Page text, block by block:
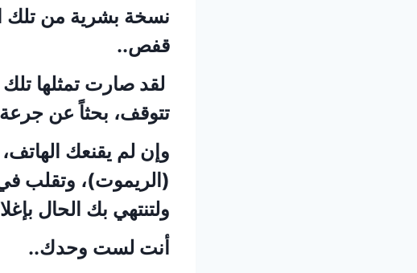
نسخة بشرية من تلك
قفص..
تتوقف، بحثاً عن
وإن لم يقنعك
(الريموت)، وتقلب
ولتنتهي بك الحال
أنت لست وحدك..